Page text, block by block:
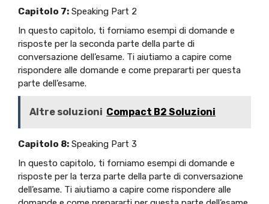
Capitolo 7: Speaking Part 2
In questo capitolo, ti forniamo esempi di domande e
risposte per la seconda parte della parte di
conversazione dell’esame. Ti aiutiamo a capire come
rispondere alle domande e come prepararti per questa
parte dell’esame.
Altre soluzioni Compact B2 Soluzioni
Capitolo 8: Speaking Part 3
In questo capitolo, ti forniamo esempi di domande e
risposte per la terza parte della parte di conversazione
dell’esame. Ti aiutiamo a capire come rispondere alle